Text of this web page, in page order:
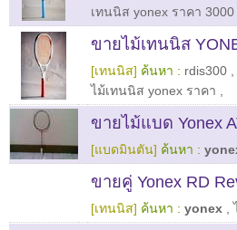
เทนนิส yonex ราคา 3000
ขายไม้เทนนิส
[เทนนิส] ค้นหา : rdis300
ไม้เทนนิส yonex ราคา
ขายไม้แบด Yonex
[แบดมินตัน] ค้นหา :
ขายคู่ Yonex RD
[เทนนิส] ค้นหา : yonex ,